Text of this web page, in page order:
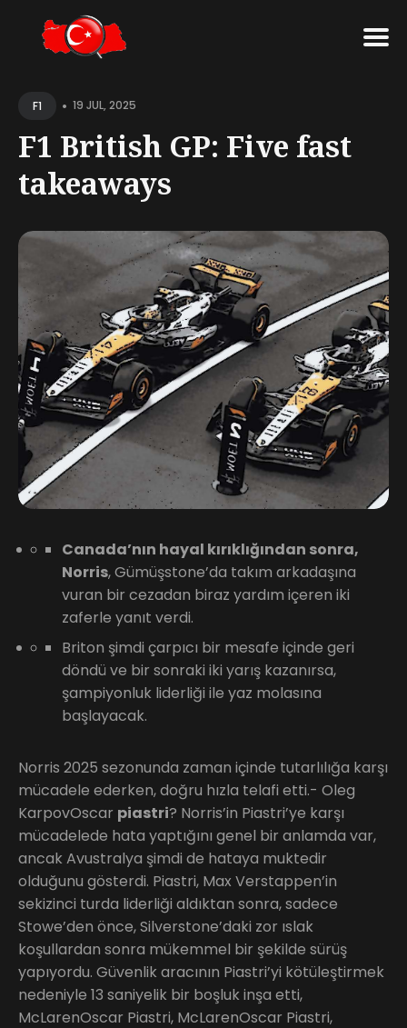
for
F1 • 19 JUL, 2025
F1 British GP: Five fast
takeaways
Canada’nın hayal kırıklığından sonra,
Norris, Gümüşstone’da takım arkadaşına
vuran bir cezadan biraz yardım içeren iki
zaferle yanıt verdi.
Briton şimdi çarpıcı bir mesafe içinde geri
döndü ve bir sonraki iki yarış kazanırsa,
şampiyonluk liderliği ile yaz molasına
başlayacak.
Norris 2025 sezonunda zaman içinde tutarlılığa karşı
mücadele ederken, doğru hızla telafi etti.- Oleg
KarpovOscar piastri? Norris’in Piastri’ye karşı
mücadelede hata yaptığını genel bir anlamda var,
ancak Avustralya şimdi de hataya muktedir
olduğunu gösterdi. Piastri, Max Verstappen’in
sekizinci turda liderliği aldıktan sonra, sadece
Stowe’den önce, Silverstone’daki zor ıslak
koşullardan sonra mükemmel bir şekilde sürüş
yapıyordu. Güvenlik aracının Piastri’yi kötüleştirmek
nedeniyle 13 saniyelik bir boşluk inşa etti,
McLarenOscar Piastri, McLarenOscar Piastri,